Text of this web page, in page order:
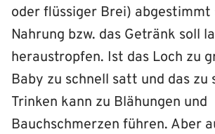
oder flüssiger Brei) abgestimmt
Nahrung bzw. das Getränk soll
heraustropfen. Ist das Loch zu
Baby zu schnell satt und das zu
Trinken kann zu Blähungen und
Bauchschmerzen führen. Aber